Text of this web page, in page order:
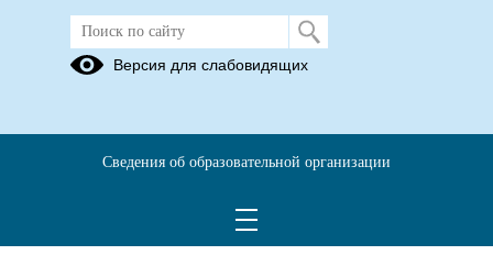
Версия для слабовидящих
Сведения об образовательной организации